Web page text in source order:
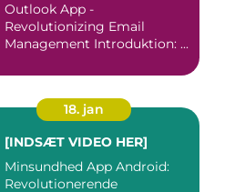
Outlook App -
Revolutionizing Email
Management Introduktion: ...
18. jan
[INDSÆT VIDEO HER]
Minsundhed App Android:
Revolutionerende